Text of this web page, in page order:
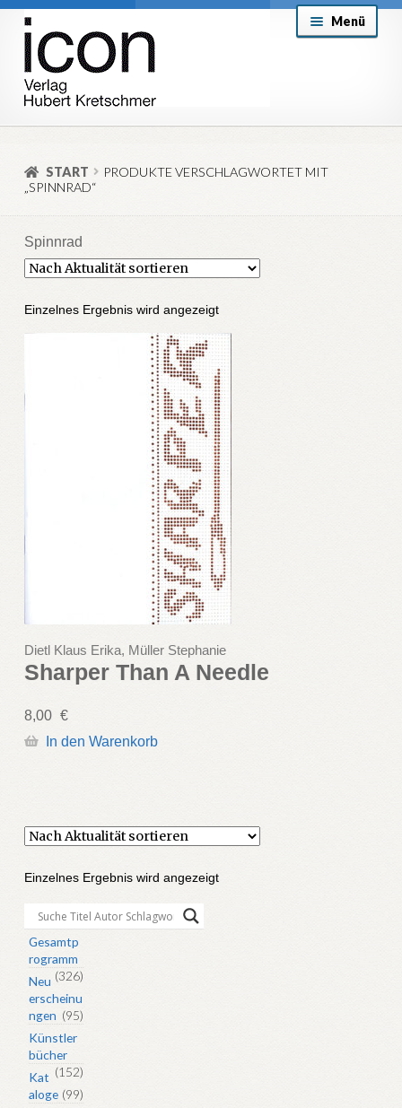
Zur
Navigation
springen
Zum
Inhalt
springen
Menü
About
Versand & Lieferung
Aktuell
START
PRODUKTE VERSCHLAGWORTET MIT
„SPINNRAD“
Spinnrad
Einzelnes Ergebnis wird angezeigt
Dietl Klaus Erika, Müller Stephanie
Sharper Than A Needle
8,00 €
In den Warenkorb
Einzelnes Ergebnis wird angezeigt
Gesamtp
rogramm
(326)
Neu
erscheinu
ngen (95)
Künstler
bücher
(152)
Kat
aloge (99)